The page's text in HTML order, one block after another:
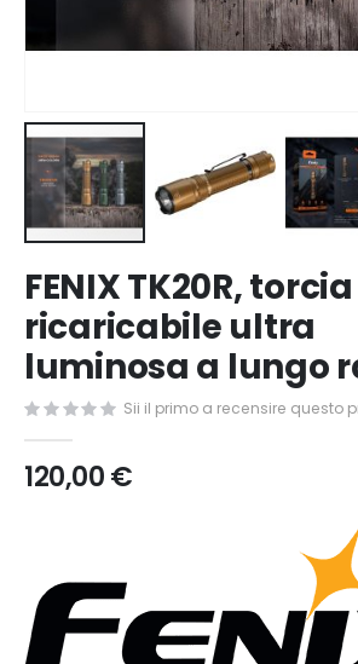
all'inizio
della
galleria
di
immagini
FENIX TK20R, torcia
ricaricabile ultra
luminosa a lungo
Sii il primo a recensire questo
120,00 €